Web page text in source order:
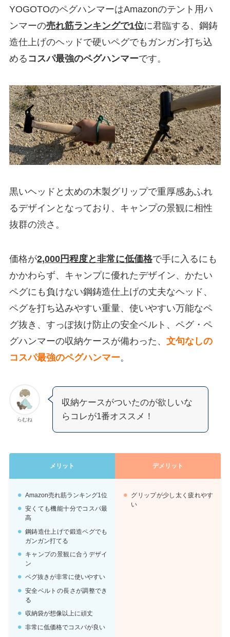
YOGOTOのペグハンマーはAmazonのテント用ハ
ンマーの売れ筋ランキングで1位に君臨する、鋼鋳
造仕上げのヘッドで硬いペグでもガンガン打ち込
める コスパ最強のペグハンマーです。
黒いヘッドと太めの木製グリップで重厚感あふれ
るデザインとなっており、キャンプの景観に相性
抜群の渋さ。
価格が2,000円程度と非常に低価格で手に入るにも
かかわらず、キャンプに優れたデザイン、かたい
ペグにも負けない鋼鋳造仕上げの丈夫なヘッド、
ペグを打ち込みやすい重量、使いやすい万能なペ
グ抜き、すっぽ抜け防止の安全ベルト、ペグ・ペ
グハンマーの収納ケースが備わった、 文句なしの
コスパ最強のペグハンマー。
らむね
収納ケースがついたのが欲しいな
らコレが1番オススメ！
メリット デメリット
Amazon売れ筋ランキング1位
安くても機能十分でコスパ最
高
鋼鋳造仕上げで鍛造ペグでも
ガンガン打てる
キャンプの景観に合うデザイ
ン
ペグ抜きが非常に使いやすい
安全ベルトの長さが調整でき
る
収納袋が想像以上に頑丈
非常に低価格でコスパが良い
グリップが少し太く疲れやす
い